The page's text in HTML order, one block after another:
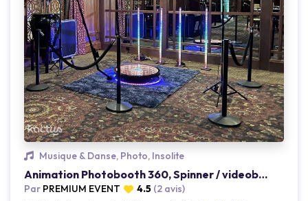
Loading...
Musique & Danse, Photo, Insolite
Animation Photobooth 360, Spinner / videobooth 360
Par PREMIUM EVENT 4.5 (2 avis)